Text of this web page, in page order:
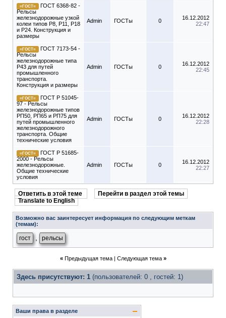
=ГОСТ=
ГОСТ 6368-82 -
Рельсы
железнодорожные узкой
колеи типов Р8, Р11, Р18
и Р24. Конструкция и
размеры
Admin ГОСТы 0
16.12.2012
22:47
=ГОСТ=
ГОСТ 7173-54 -
Рельсы
железнодорожные типа
Р43 для путей
промышленного
транспорта.
Конструкция и размеры
Admin ГОСТы 0
16.12.2012
22:45
=ГОСТ=
ГОСТ Р 51045-
97 - Рельсы
железнодорожные типов
РП50, РП65 и РП75 для
путей промышленного
железнодорожного
транспорта. Общие
технические условия
Admin ГОСТы 0
16.12.2012
22:28
=ГОСТ=
ГОСТ Р 51685-
2000 - Рельсы
железнодорожные.
Общие технические
условия
Admin ГОСТы 0
16.12.2012
22:27
Ответить в этой теме
Перейти в раздел этой темы
Translate to English
Возможно вас заинтересует информация по следующим меткам
(темам):
гост рельсы
« Предыдущая тема| Следующая тема »
Здесь присутствуют: 1 (пользователей: 0 , гостей: 1)
Ваши права в разделе